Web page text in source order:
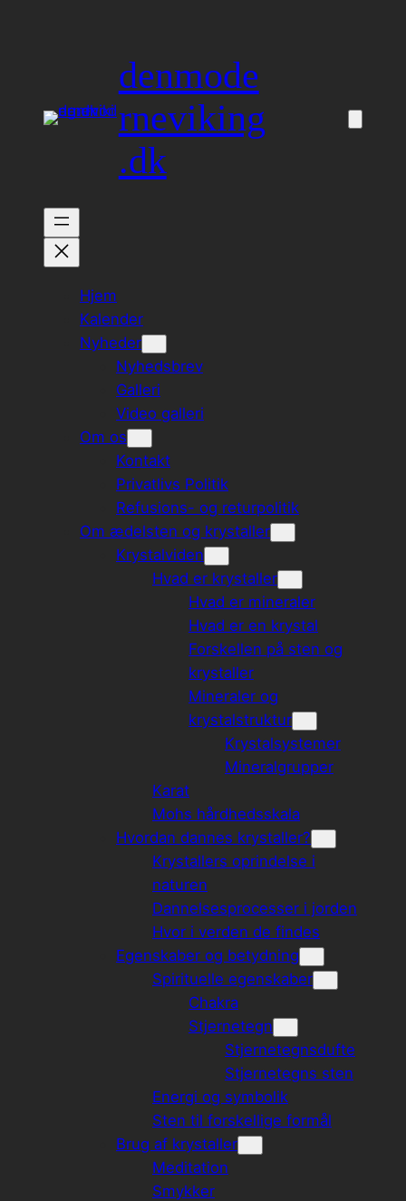
denmode
rneviking
.dk
Hjem
Kalender
Nyheder
Nyhedsbrev
Galleri
Video galleri
Om os
Kontakt
Privatlivs Politik
Refusions- og returpolitik
Om ædelsten og krystaller
Krystalviden
Hvad er krystaller
Hvad er mineraler
Hvad er en krystal
Forskellen på sten og
krystaller
Mineraler og
krystalstruktur
Krystalsystemer
Mineralgrupper
Karat
Mohs hårdhedsskala
Hvordan dannes krystaller?
Krystallers oprindelse i
naturen
Dannelsesprocesser i jorden
Hvor i verden de findes
Egenskaber og betydning
Spirituelle egenskaber
Chakra
Stjernetegn
Stjernetegnsdufte
Stjernetegns sten
Energi og symbolik
Sten til forskellige formål
Brug af krystaller
Meditation
Smykker